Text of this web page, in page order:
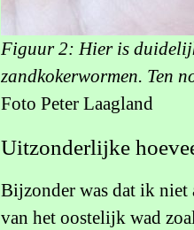
Figuur 2: Hier is
zandkokerwormen. Ten
Foto Peter Laagland
Uitzonderlijke
Bijzonder was dat ik niet
van het oostelijk wad